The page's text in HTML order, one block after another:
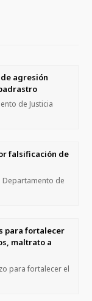
agresión
de Justicia
falsificación de
de
para fortalecer
maltrato a
para fortalecer el